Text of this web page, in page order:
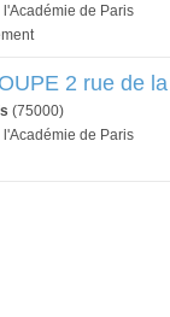
de Paris
2 rue de
(75000)
de Paris